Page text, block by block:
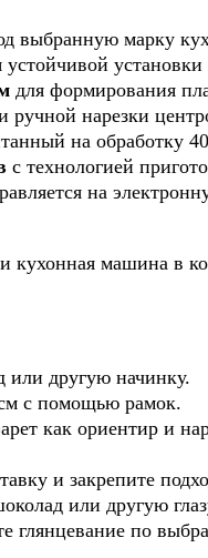
выбранную марку
для формирования
ручной нарезки
на обработку
с технологией
на
машина в
или другую начинку.
с помощью рамок.
как ориентир и
и закрепите
или другую
глянцевание по